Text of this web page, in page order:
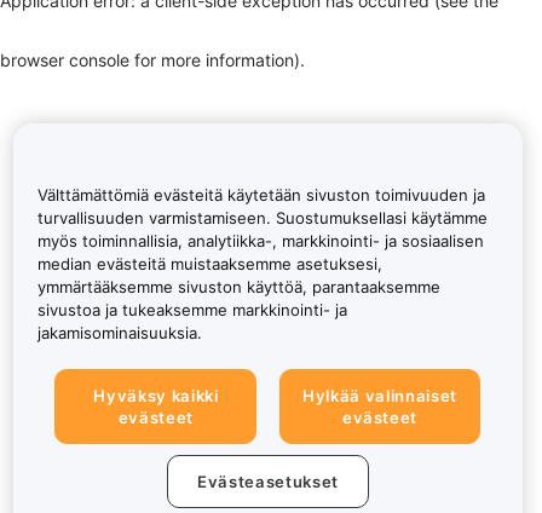
browser console for more information).
Välttämättömiä evästeitä käytetään sivuston toimivuuden ja
turvallisuuden varmistamiseen. Suostumuksellasi käytämme
myös toiminnallisia, analytiikka-, markkinointi- ja sosiaalisen
median evästeitä muistaaksemme asetuksesi,
ymmärtääksemme sivuston käyttöä, parantaaksemme
sivustoa ja tukeaksemme markkinointi- ja
jakamisominaisuuksia.
Hyväksy kaikki
evästeet
Hylkää valinnaiset
evästeet
Evästeasetukset